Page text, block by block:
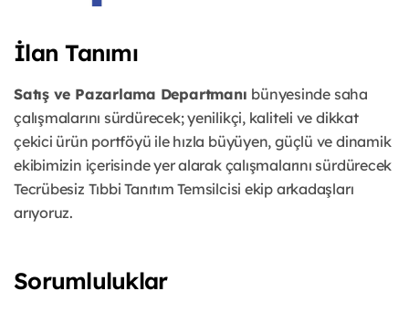
İlan Tanımı
Satış ve Pazarlama Departmanı bünyesinde saha
çalışmalarını sürdürecek; yenilikçi, kaliteli ve dikkat
çekici ürün portföyü ile hızla büyüyen, güçlü ve dinamik
ekibimizin içerisinde yer alarak çalışmalarını sürdürecek
Tecrübesiz Tıbbi Tanıtım Temsilcisi ekip arkadaşları
arıyoruz.
Sorumluluklar